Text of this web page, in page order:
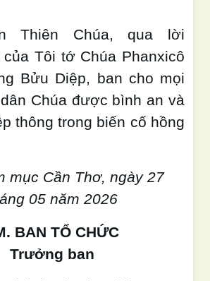
Thiên Chúa, qua lời
của Tôi tớ Chúa Phanxicô
Bửu Diệp, ban cho mọi
Chúa được bình an và
thông trong biến cố hồng
mục Cần Thơ, ngày 27
05 năm 2026
BAN TỔ CHỨC
Trưởng ban